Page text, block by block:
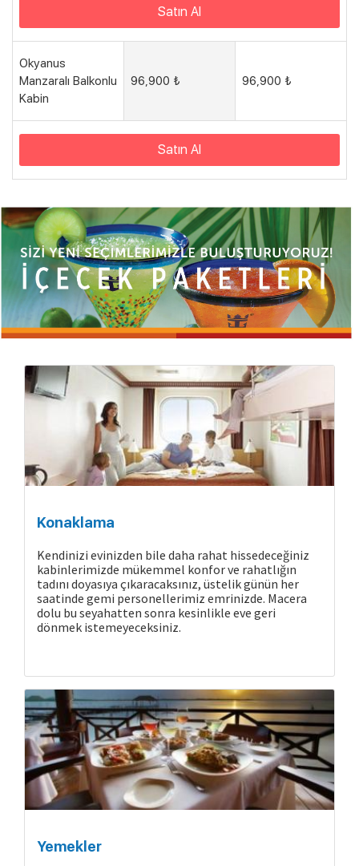
Satın Al
Okyanus
Manzaralı Balkonlu
Kabin
96,900 ₺ 96,900 ₺
Satın Al
Konaklama
Kendinizi evinizden bile daha rahat hissedeceğiniz
kabinlerimizde mükemmel konfor ve rahatlığın
tadını doyasıya çıkaracaksınız, üstelik günün her
saatinde gemi personellerimiz emrinizde. Macera
dolu bu seyahatten sonra kesinlikle eve geri
dönmek istemeyeceksiniz.
Yemekler